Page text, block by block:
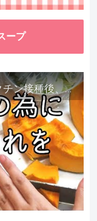
ープ
【身体はなんでも知ってる】ワクチン接種後、異常に食べたくなった野菜が細胞回復に貢献してくれました。